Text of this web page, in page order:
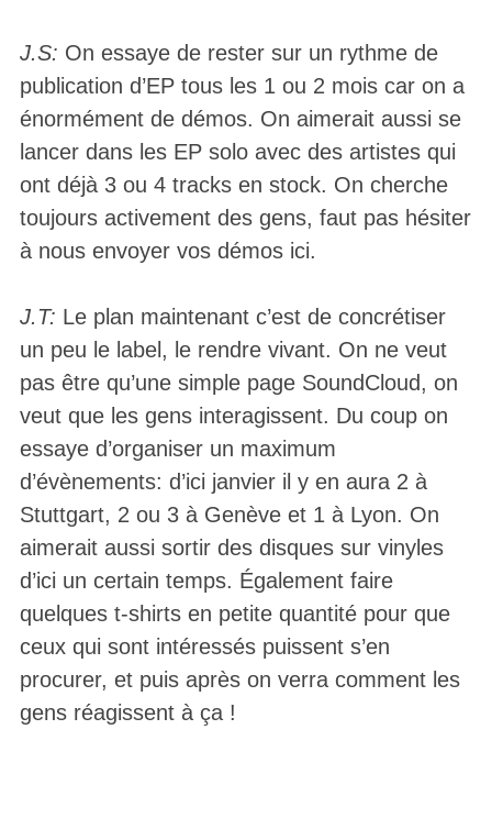
J.S: On essaye de rester sur un rythme de
publication d’EP tous les 1 ou 2 mois car on a
énormément de démos. On aimerait aussi se
lancer dans les EP solo avec des artistes qui
ont déjà 3 ou 4 tracks en stock. On cherche
toujours activement des gens, faut pas hésiter
à nous envoyer vos démos ici.
J.T: Le plan maintenant c’est de concrétiser
un peu le label, le rendre vivant. On ne veut
pas être qu’une simple page SoundCloud, on
veut que les gens interagissent. Du coup on
essaye d’organiser un maximum
d’évènements: d’ici janvier il y en aura 2 à
Stuttgart, 2 ou 3 à Genève et 1 à Lyon. On
aimerait aussi sortir des disques sur vinyles
d’ici un certain temps. Également faire
quelques t-shirts en petite quantité pour que
ceux qui sont intéressés puissent s’en
procurer, et puis après on verra comment les
gens réagissent à ça !